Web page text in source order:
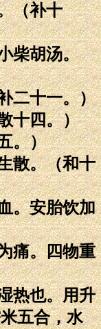
（补十
柴胡汤。
二十一。）
十四。）
。）
散。（和十
。安胎饮加
痛。四物重
热也。用升
五合，水